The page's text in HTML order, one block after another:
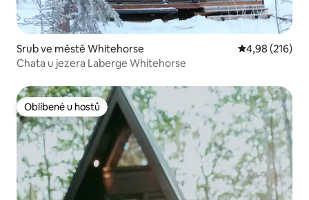
Srub ve městě Whitehorse Průměrné
4,98 (216)
Chata u jezera Laberge Whitehorse
Oblíbené u hostů
Oblíbené u hostů